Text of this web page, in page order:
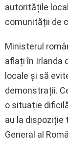
autoritățile
comunității de
Ministerul
aflați în Irlanda
locale și să
demonstrații.
o situație
au la dispoziție
General al